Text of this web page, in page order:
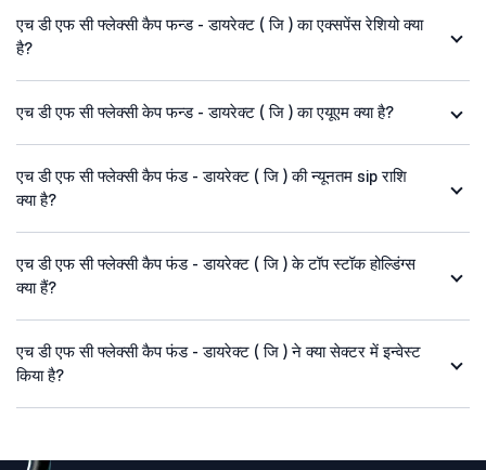
एच डी एफ सी फ्लेक्सी कैप फन्ड - डायरेक्ट ( जि ) का एक्सपेंस रेशियो क्या
है?
एच डी एफ सी फ्लेक्सी केप फन्ड - डायरेक्ट ( जि ) का एयूएम क्या है?
एच डी एफ सी फ्लेक्सी कैप फंड - डायरेक्ट ( जि ) की न्यूनतम sip राशि
क्या है?
एच डी एफ सी फ्लेक्सी कैप फंड - डायरेक्ट ( जि ) के टॉप स्टॉक होल्डिंग्स
क्या हैं?
एच डी एफ सी फ्लेक्सी कैप फंड - डायरेक्ट ( जि ) ने क्या सेक्टर में इन्वेस्ट
किया है?